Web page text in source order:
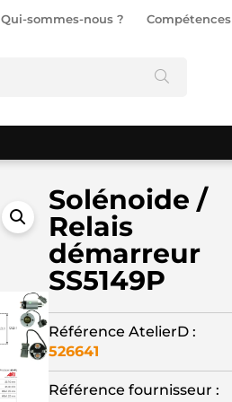
Qui-sommes-nous ? Compétences
Solénoide /
Relais
démarreur
SS5149P
Référence AtelierD :
526641
Référence fournisseur :